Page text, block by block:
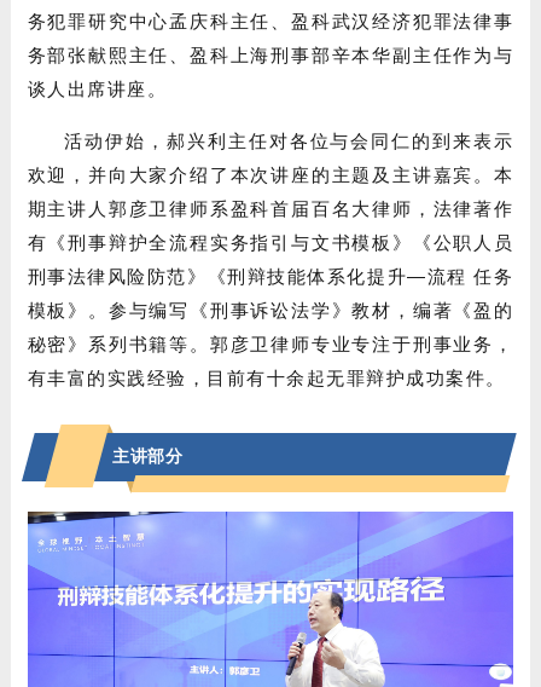
务犯罪研究中心孟庆科主任、盈科武汉经济犯罪法律事
务部张献熙主任、盈科上海刑事部辛本华副主任作为与
谈人出席讲座。
活动伊始，郝兴利主任对各位与会同仁的到来表示
欢迎，并向大家介绍了本次讲座的主题及主讲嘉宾。本
期主讲人郭彦卫律师系盈科首届百名大律师，法律著作
有《刑事辩护全流程实务指引与文书模板》《公职人员
刑事法律风险防范》《刑辩技能体系化提升—流程 任务
模板》。参与编写《刑事诉讼法学》教材，编著《盈的
秘密》系列书籍等。郭彦卫律师专业专注于刑事业务，
有丰富的实践经验，目前有十余起无罪辩护成功案件。
主讲部分